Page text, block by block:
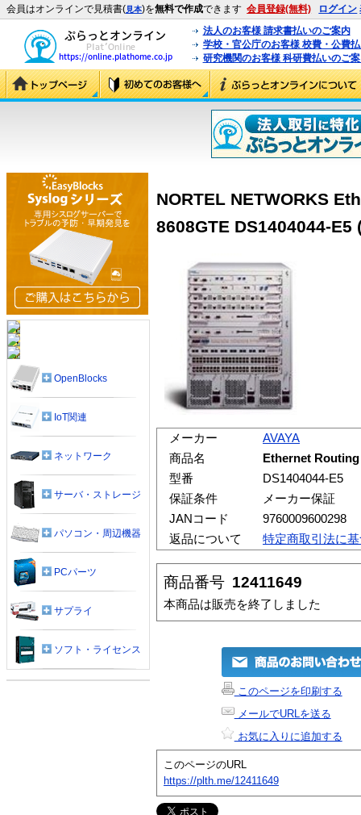
会員はオンラインで見積書(見本)を無料で作成できます 会員登録(無料) ログイン
法人のお客様 請求書払いのご案内
学校・官公庁のお客様 校費・公費
研究機関のお客様 科研費払いのご
NORTEL NETWORKS
8608GTE DS1404044-E5
メーカー
AVAYA
商品名
Ethernet Routing
型番
DS1404044-E5
保証条件
メーカー保証
JANコード
9760009600298
返品について
特定商取引法に
商品番号 12411649
本商品は販売を終了しました
このページを印刷する
メールでURLを送る
お気に入りに追加する
このページのURL
https://plth.me/12411649
OpenBlocks
IoT関連
ネットワーク
サーバ・ストレージ
パソコン・周辺機器
PCパーツ
サプライ
ソフト・ライセンス